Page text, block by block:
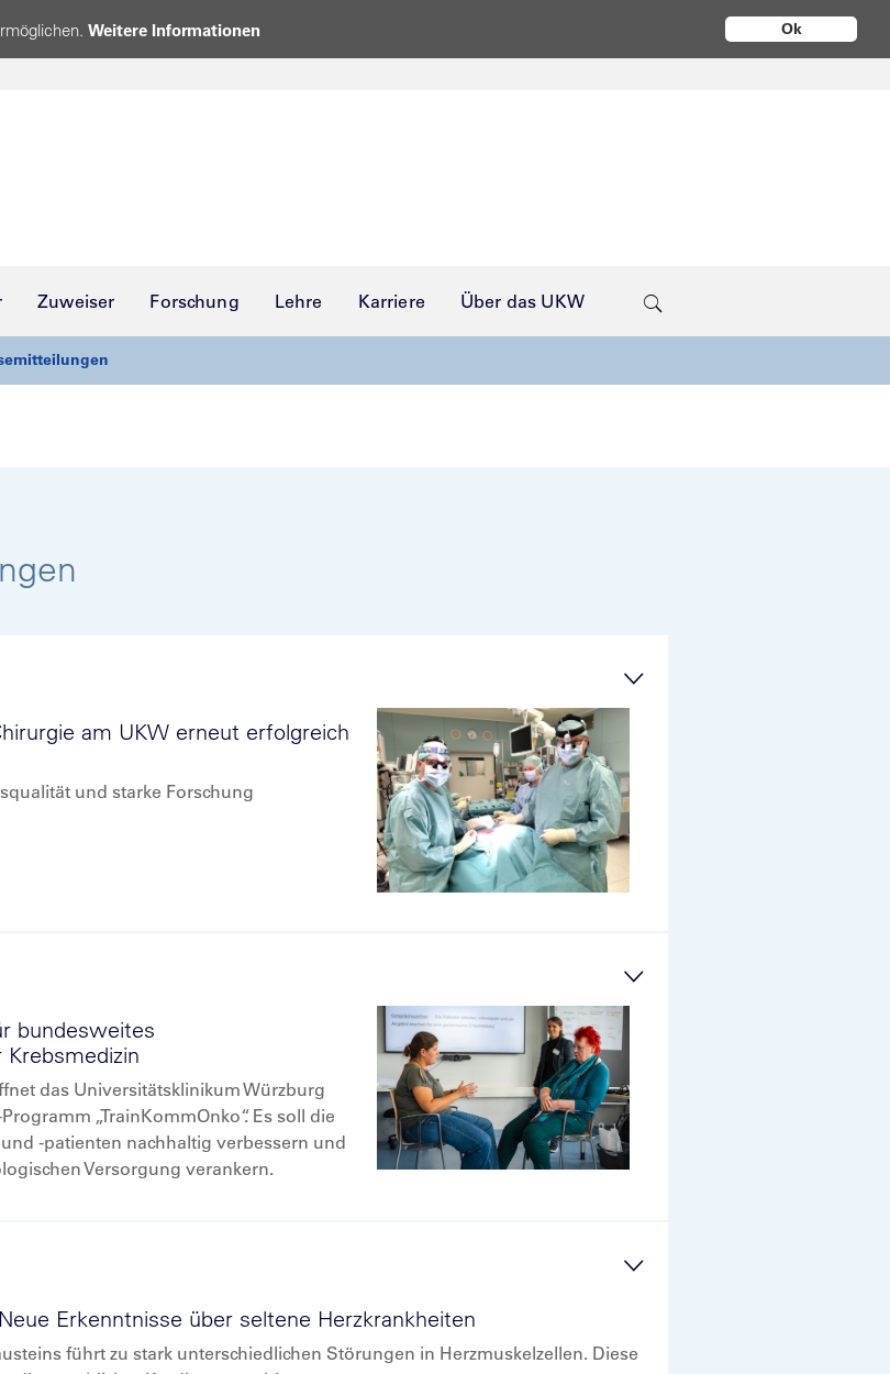
Ok
Weitere Informationen
Zuweiser Forschung Lehre Karriere Über das UKW
am UKW erneut erfolgreich
und starke Forschung
bundesweites
das Universitätsklinikum Würzburg
„TrainKommOnko“. Es soll die
-patienten nachhaltig verbessern und
Versorgung verankern.
Erkenntnisse über seltene Herzkrankheiten
führt zu stark unterschiedlichen Störungen in Herzmuskelzellen. Diese